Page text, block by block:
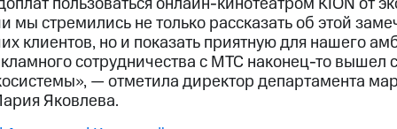
стремились не только рассказать об этой
клиентов, но и показать приятную для нашего
сотрудничества с МТС наконец-то вышел
— отметила директор департамента
Яковлева.